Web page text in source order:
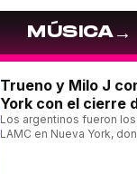
MÚSICA→
Trueno y Milo J
York con el cierre
Los argentinos fueron
LAMC en Nueva York,